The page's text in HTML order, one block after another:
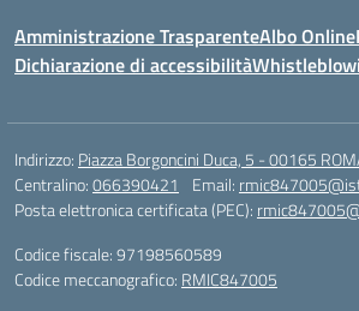
Amministrazione TrasparenteAlbo Online
Dichiarazione di accessibilità
Indirizzo: Piazza Borgoncini Duca, 5 - 00165
Centralino:066390421 Email:
Posta elettronica certificata (PEC):
Codice fiscale: 97198560589
Codice meccanografico: RMIC847005